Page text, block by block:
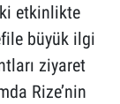
etkinlikte
büyük ilgi
ziyaret
Rize’nin